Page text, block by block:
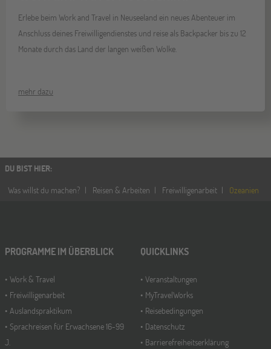
Erlebe beim Work and Travel in Neuseeland ein neues Abenteuer im
Anschluss deines Freiwilligendienstes und reise als Backpacker bis zu 12
Monate durch das Land der langen weißen Wolke.
mehr dazu
DU BIST HIER:
Was willst du machen?
Reisen & Arbeiten Freiwilligenarbeit Ozeanien
PROGRAMME IM ÜBERBLICK
Work & Travel
Freiwilligenarbeit
Auslandspraktikum
Sprachreisen für Erwachsene 16-99
J.
QUICKLINKS
Veranstaltungen
MyTravelWorks
Reisebedingungen
Datenschutz
Barrierefreiheitserklärung